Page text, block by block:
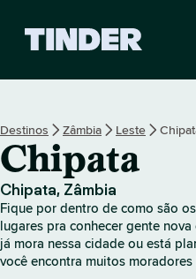
a
c
i
a
l
Destinos Zâmbia Leste
Chipata
Chipata, Zâmbia
Fique por dentro de como são
lugares pra conhecer gente
já mora nessa cidade ou está
você encontra muitos